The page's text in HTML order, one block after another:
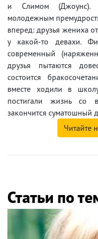
и Слимом (Джоунс).
молодежным
вперед: друзья жениха
у какой-то девахи.
современный
друзья пытаются
состоится
вместе ходили в
постигали жизнь со
закончится суматошный
Читайте
Статьи по